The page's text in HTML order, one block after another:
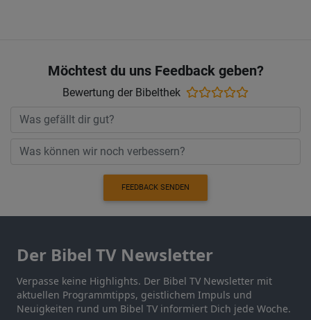
Möchtest du uns Feedback geben?
Bewertung der Bibelthek
FEEDBACK SENDEN
Der Bibel TV Newsletter
Verpasse keine Highlights. Der Bibel TV Newsletter mit
aktuellen Programmtipps, geistlichem Impuls und
Neuigkeiten rund um Bibel TV informiert Dich jede Woche.